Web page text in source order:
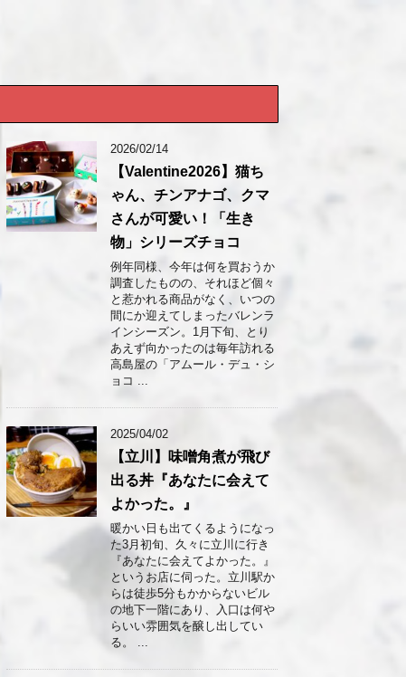
2026/02/14
【Valentine2026】猫ち
ゃん、チンアナゴ、クマ
さんが可愛い！「生き
物」シリーズチョコ
例年同様、今年は何を買おうか
調査したものの、それほど個々
と惹かれる商品がなく、いつの
間にか迎えてしまったバレンラ
インシーズン。1月下旬、とり
あえず向かったのは毎年訪れる
高島屋の「アムール・デュ・シ
ョコ ...
2025/04/02
【立川】味噌角煮が飛び
出る丼『あなたに会えて
よかった。』
暖かい日も出てくるようになっ
た3月初旬、久々に立川に行き
『あなたに会えてよかった。』
というお店に伺った。立川駅か
らは徒歩5分もかからないビル
の地下一階にあり、入口は何や
らいい雰囲気を醸し出してい
る。 ...